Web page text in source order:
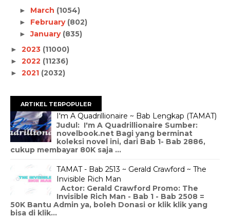
► March (1054)
► February (802)
►January (835)
► 2023 (11000)
► 2022 (11236)
► 2021 (2032)
ARTIKEL TERPOPULER
I'm A Quadrillionaire ~ Bab Lengkap (TAMAT)
Judul: I'm A Quadrillionaire Sumber:
novelbook.net Bagi yang berminat
koleksi novel ini, dari Bab 1- Bab 2886,
cukup membayar 80K saja ...
TAMAT - Bab 2513 ~ Gerald Crawford ~ The
Invisible Rich Man
Actor: Gerald Crawford Promo: The
Invisible Rich Man - Bab 1 - Bab 2508 =
50K Bantu Admin ya, boleh Donasi or klik klik yang
bisa di klik...